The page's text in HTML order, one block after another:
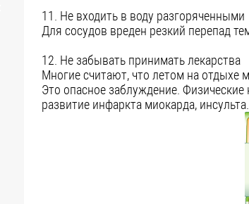
11. Не входить в воду разгоряченными
Для сосудов вреден резкий перепад
12. Не забывать принимать лекарства
Многие считают, что летом на отдыхе
Это опасное заблуждение.
развитие инфаркта миокарда, инсульта.